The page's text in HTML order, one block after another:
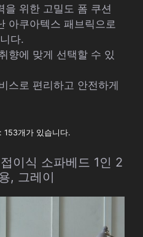
을 위한 고밀도 폼 쿠션
아쿠아텍스 패브릭으로
다.
향에 맞게 선택할 수 있
스로 편리하고 안전하게
153개가 있습니다.
이식 소파베드 1인 2
, 그레이